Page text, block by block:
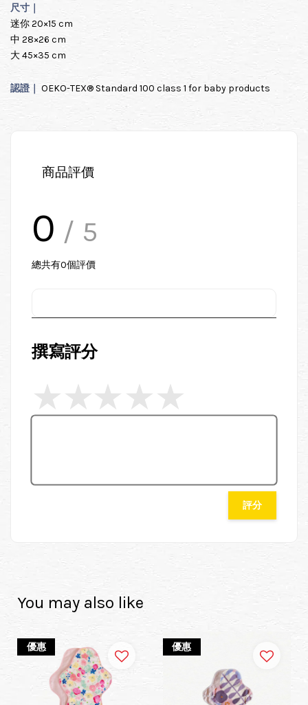
尺寸｜
迷你 20×15 cm
中 28×26 cm
大 45×35 cm
認證｜ OEKO-TEX® Standard 100 class 1 for baby products
商品評價
0 / 5
總共有0個評價
撰寫評分
評分
You may also like
優惠 優惠